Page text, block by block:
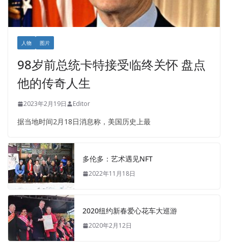
人物 图片
98岁前总统卡特接受临终关怀 盘点
他的传奇人生
2023年2月19日 Editor
据当地时间2月18日消息称，美国历史上最
多伦多：艺术遇见NFT
2022年11月18日
2020纽约新春爱心花车大巡游
2020年2月12日